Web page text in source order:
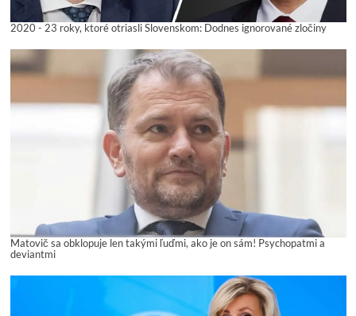
2020 - 23 roky, ktoré otriasli Slovenskom: Dodnes ignorované zločiny
Matovič sa obklopuje len takými ľuďmi, ako je on sám! Psychopatmi a
deviantmi